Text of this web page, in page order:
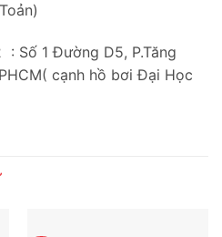
Số 1 Đường D5, P.Tăng
cạnh hồ bơi Đại Học